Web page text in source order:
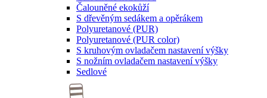
Čalouněné ekokůží
S dřevěným sedákem a opěrákem
Polyuretanové (PUR)
Polyuretanové (PUR color)
S kruhovým ovladačem nastavení výšky
S nožním ovladačem nastavení výšky
Sedlové